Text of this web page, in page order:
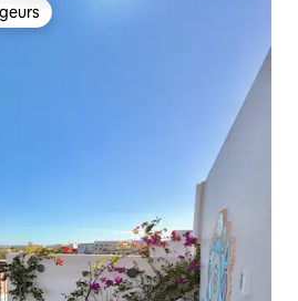
parmi les plus aimés